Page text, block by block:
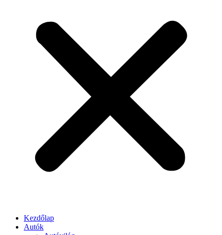
Kezdőlap
Autók